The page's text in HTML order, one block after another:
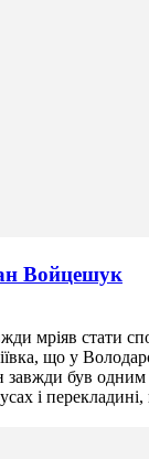
Войцешук
мріяв стати
що у
завжди був
і перекладині,